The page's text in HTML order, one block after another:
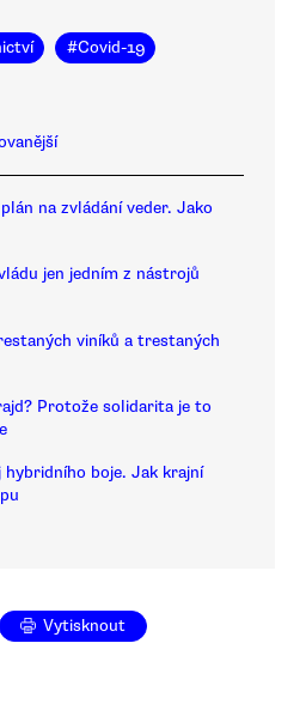
#Covid-19
na zvládání veder. Jako
jen jedním z nástrojů
viníků a trestaných
Protože solidarita je to
boje. Jak krajní
Vytisknout